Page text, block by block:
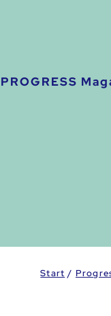
PROGRESS
Start /